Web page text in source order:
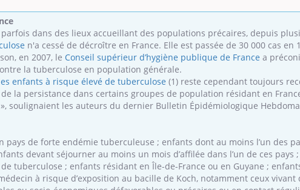
dans des lieux accueillant des populations précaires, depuis
n'a cessé de décroître en France. Elle est passée de 30 000 cas en
en 2007, le Conseil supérieur d’hygiène publique de France a
la tuberculose en population générale.
enfants à risque élevé de tuberculose (1) reste cependant toujours
la persistance dans certains groupes de population résidant en
soulignaient les auteurs du dernier Bulletin Épidémiologique
pays de forte endémie tuberculeuse ; enfants dont au moins l’un des
devant séjourner au moins un mois d’affilée dans l’un de ces pays
tuberculose ; enfants résidant en Île-de-France ou en Guyane ;
à risque d’exposition au bacille de Koch, notamment ceux vivant
Youtube
Un « jumeau numérique » pour Youtube
COUP DE